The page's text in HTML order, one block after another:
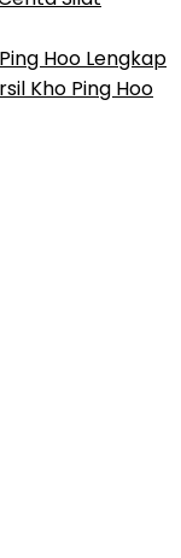
Hoo Lengkap
Kho Ping Hoo